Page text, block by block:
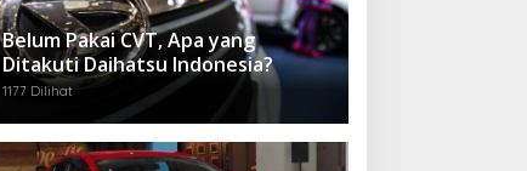
Belum Pakai CVT, Apa yang
Ditakuti Daihatsu Indonesia?
1177 Dilihat